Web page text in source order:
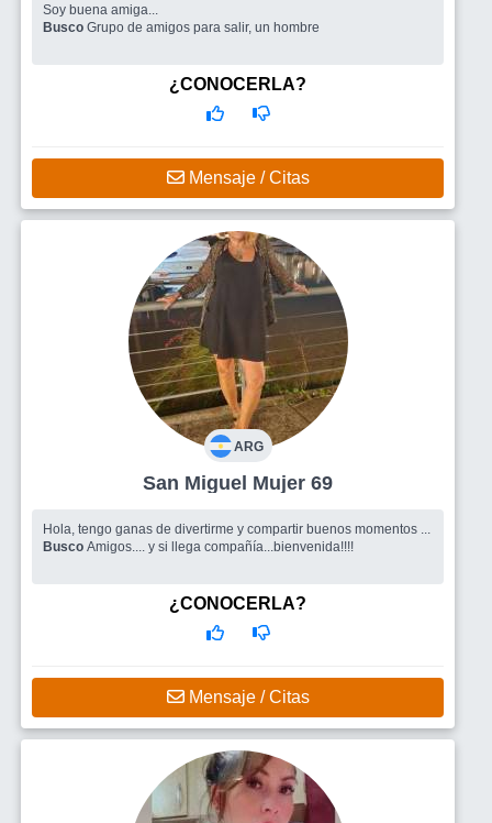
Soy buena amiga...
Busco Grupo de amigos para salir, un hombre
¿CONOCERLA?
Mensaje / Citas
ARG
San Miguel Mujer 69
Hola, tengo ganas de divertirme y compartir buenos momentos ...
Busco Amigos.... y si llega compañía...bienvenida!!!!
¿CONOCERLA?
Mensaje / Citas